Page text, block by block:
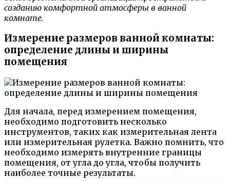
созданию комфортной атмосферы в ванной
комнате.
Измерение размеров ванной комнаты:
определение длины и ширины
помещения
Для начала, перед измерением помещения,
необходимо подготовить несколько
инструментов, таких как измерительная лента
или измерительная рулетка. Важно помнить, что
необходимо измерять внутренние границы
помещения, от угла до угла, чтобы получить
наиболее точные результаты.